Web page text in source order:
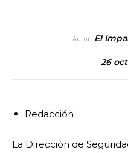
Autor: El
26
Redacción
La Dirección de